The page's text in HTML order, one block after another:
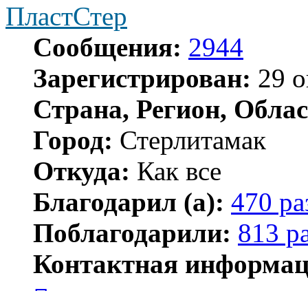
ПластСтер
Сообщения: 2944
Зарегистрирован: 29
Страна, Регион,
Город: Стерлитамак
Откуда: Как все
Благодарил (а): 470
Поблагодарили: 813
Контактная